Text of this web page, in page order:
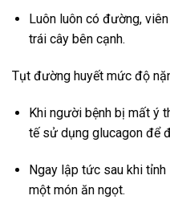
Luôn luôn có đường,
trái cây bên cạnh.
Tụt đường huyết mức độ
Khi người bệnh bị mất ý
tế sử dụng glucagon để
Ngay lập tức sau khi tỉnh
một món ăn ngọt.